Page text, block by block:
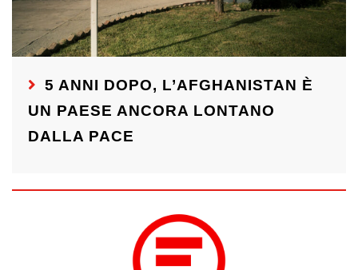
5 ANNI DOPO, L’AFGHANISTAN È
UN PAESE ANCORA LONTANO
DALLA PACE